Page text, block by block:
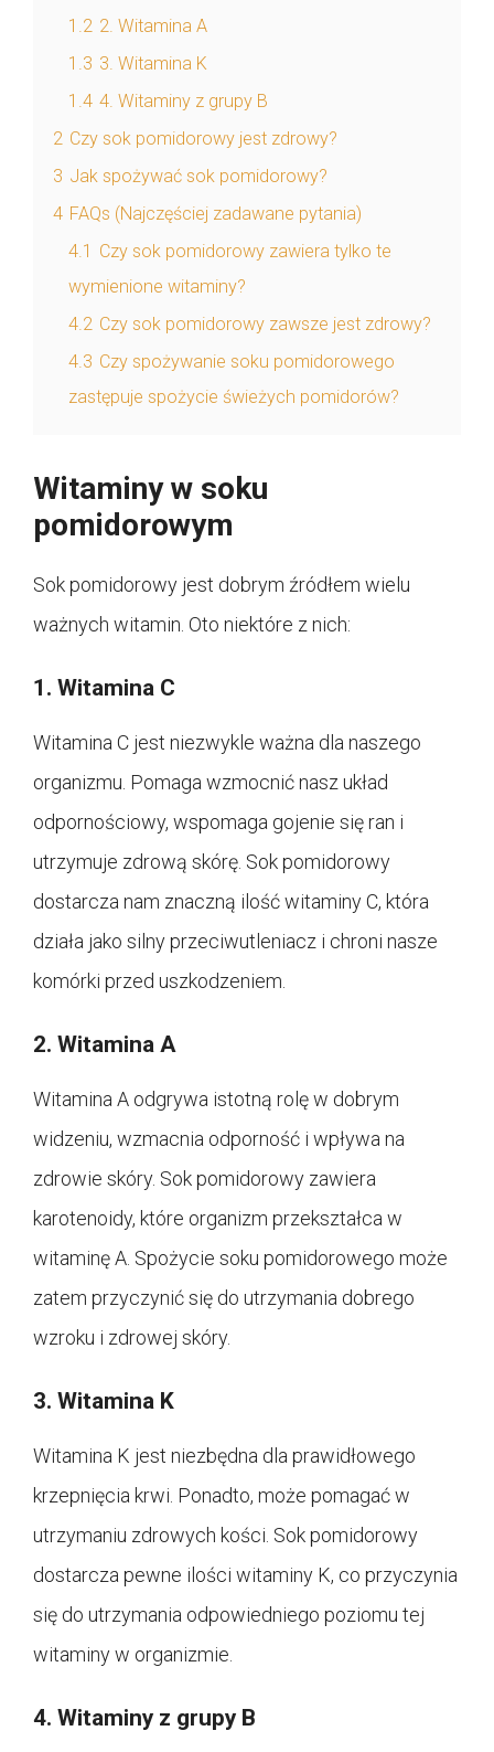
1.2 2. Witamina A
1.3 3. Witamina K
1.4 4. Witaminy z grupy B
2 Czy sok pomidorowy jest zdrowy?
3 Jak spożywać sok pomidorowy?
4 FAQs (Najczęściej zadawane pytania)
4.1 Czy sok pomidorowy zawiera tylko te
wymienione witaminy?
4.2 Czy sok pomidorowy zawsze jest zdrowy?
4.3 Czy spożywanie soku pomidorowego
zastępuje spożycie świeżych pomidorów?
Witaminy w soku
pomidorowym
Sok pomidorowy jest dobrym źródłem wielu
ważnych witamin. Oto niektóre z nich:
1. Witamina C
Witamina C jest niezwykle ważna dla naszego
organizmu. Pomaga wzmocnić nasz układ
odpornościowy, wspomaga gojenie się ran i
utrzymuje zdrową skórę. Sok pomidorowy
dostarcza nam znaczną ilość witaminy C, która
działa jako silny przeciwutleniacz i chroni nasze
komórki przed uszkodzeniem.
2. Witamina A
Witamina A odgrywa istotną rolę w dobrym
widzeniu, wzmacnia odporność i wpływa na
zdrowie skóry. Sok pomidorowy zawiera
karotenoidy, które organizm przekształca w
witaminę A. Spożycie soku pomidorowego może
zatem przyczynić się do utrzymania dobrego
wzroku i zdrowej skóry.
3. Witamina K
Witamina K jest niezbędna dla prawidłowego
krzepnięcia krwi. Ponadto, może pomagać w
utrzymaniu zdrowych kości. Sok pomidorowy
dostarcza pewne ilości witaminy K, co przyczynia
się do utrzymania odpowiedniego poziomu tej
witaminy w organizmie.
4. Witaminy z grupy B